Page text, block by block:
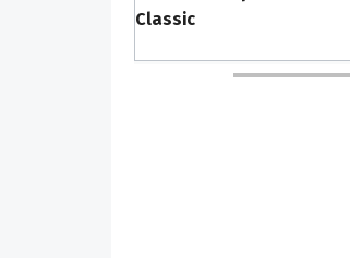
Classic